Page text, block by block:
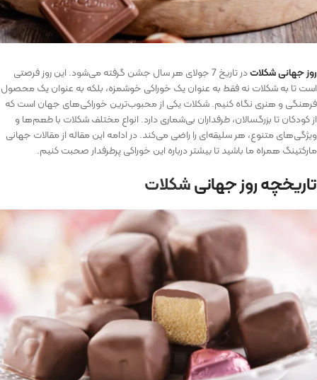
روز جهانی شکلات
در تاریخ 7 جولای هر سال جشن گرفته می‌شود. این روز فرصتی
است تا به شکلات نه فقط به عنوان یک خوراکی خوشمزه، بلکه به عنوان یک محصول
فرهنگی و هنری نگاه کنیم. شکلات یکی از محبوب‌ترین خوراکی‌های جهان است که
از کودکان تا بزرگسالان، طرفداران بی‌شماری دارد. انواع مختلف شکلات با طعم‌ها و
ویژگی‌های متنوع، هر سلیقه‌ای را راضی می‌کند. در ادامه این مقاله از مقالات جهانی
مارکتینگ همراه ما باشید تا بیشتر درباره این خوراکی پرطرفدار صحبت کنیم.
تاریخچه روز جهانیشکلات